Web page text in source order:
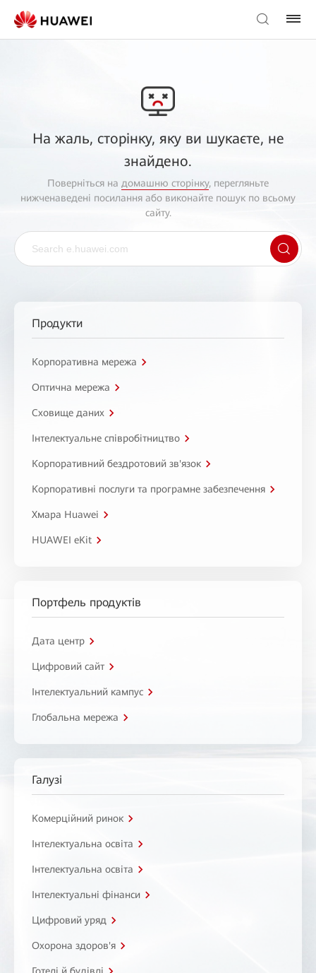
На жаль, сторінку, яку ви шукаєте, не
знайдено.
Поверніться на домашню сторінку, перегляньте
нижченаведені посилання або виконайте пошук по всьому
сайту.
Продукти
Корпоративна мережа
Оптична мережа
Сховище даних
Інтелектуальне співробітництво
Корпоративний бездротовий зв'язок
Корпоративні послуги та програмне забезпечення
Хмара Huawei
HUAWEI eKit
Портфель продуктів
Дата центр
Цифровий сайт
Інтелектуальний кампус
Глобальна мережа
Галузі
Комерційний ринок
Інтелектуальна освіта
Інтелектуальна освіта
Інтелектуальні фінанси
Цифровий уряд
Охорона здоров'я